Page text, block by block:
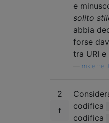
e
solito
abbia
forse
tra URI
2
codifica
codifica